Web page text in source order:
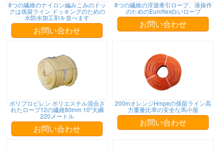
8つの繊維のナイロン編みこみのドッ
クは係留ライン ドッキングのための
水防水加工剤を並べます
お問い合わせ
8つの繊維の浮遊牽引ロープ、港操作
のためのEuroflex白いロープ
お問い合わせ
ポリプロピレン ポリエステル混合さ
れたロープ12の繊維80mm 10"大綱
220メートル
お問い合わせ
200mオレンジHmpeの係留ライン高
力重量比率の安全な馬小屋
お問い合わせ